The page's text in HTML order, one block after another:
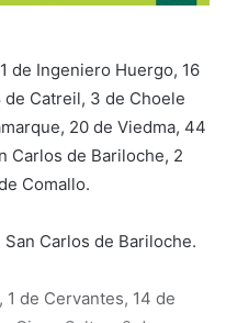
de Ingeniero Huergo, 16
de Catreil, 3 de Choele
20 de Viedma, 44
Carlos de Bariloche, 2
Comallo.
Carlos de Bariloche.
1 de Cervantes, 14 de